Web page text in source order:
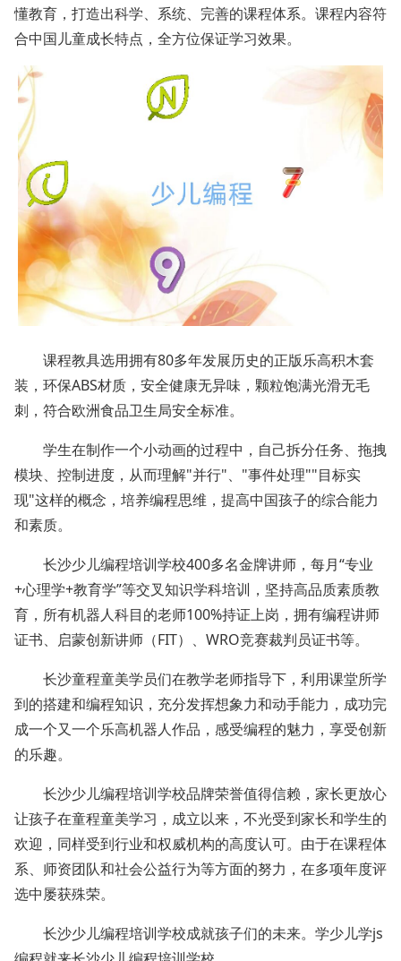
懂教育，打造出科学、系统、完善的课程体系。课程内容符
合中国儿童成长特点，全方位保证学习效果。
课程教具选用拥有80多年发展历史的正版乐高积木套
装，环保ABS材质，安全健康无异味，颗粒饱满光滑无毛
刺，符合欧洲食品卫生局安全标准。
学生在制作一个小动画的过程中，自己拆分任务、拖拽
模块、控制进度，从而理解"并行"、"事件处理""目标实
现"这样的概念，培养编程思维，提高中国孩子的综合能力
和素质。
长沙少儿编程培训学校400多名金牌讲师，每月“专业
+心理学+教育学”等交叉知识学科培训，坚持高品质素质教
育，所有机器人科目的老师100%持证上岗，拥有编程讲师
证书、启蒙创新讲师（FIT）、WRO竞赛裁判员证书等。
长沙童程童美学员们在教学老师指导下，利用课堂所学
到的搭建和编程知识，充分发挥想象力和动手能力，成功完
成一个又一个乐高机器人作品，感受编程的魅力，享受创新
的乐趣。
长沙少儿编程培训学校品牌荣誉值得信赖，家长更放心
让孩子在童程童美学习，成立以来，不光受到家长和学生的
欢迎，同样受到行业和权威机构的高度认可。由于在课程体
系、师资团队和社会公益行为等方面的努力，在多项年度评
选中屡获殊荣。
长沙少儿编程培训学校成就孩子们的未来。学少儿学js